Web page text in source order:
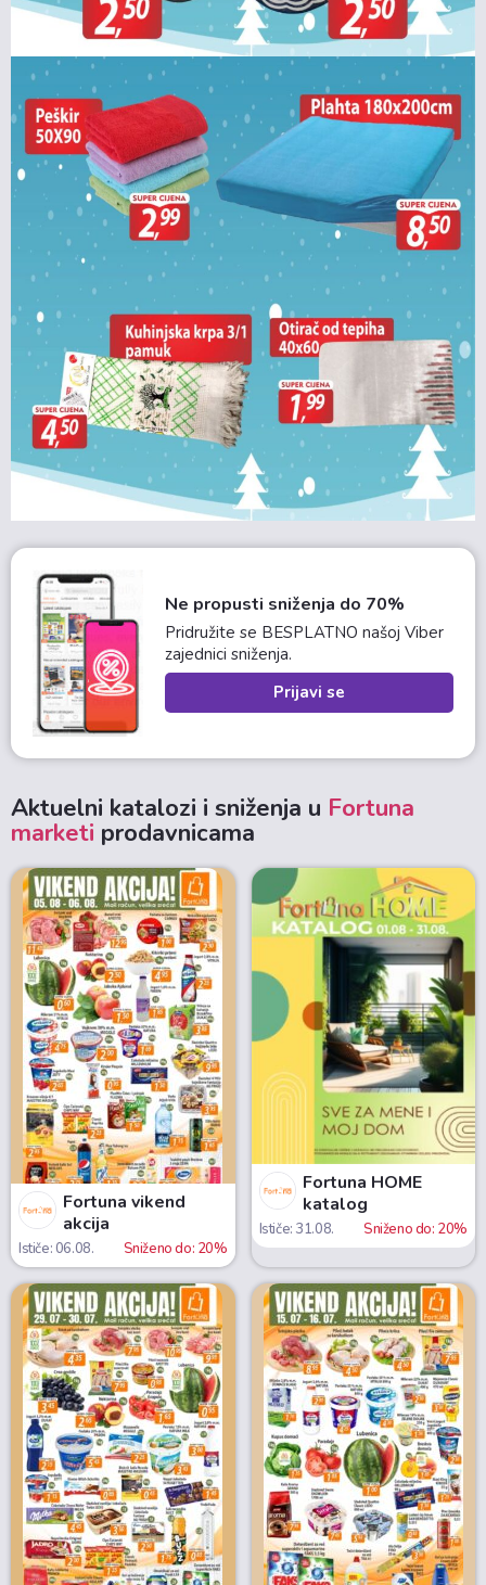
Ne propusti sniženja do 70%
Pridružite se BESPLATNO našoj Viber
zajednici sniženja.
Prijavi se
Aktuelni katalozi i sniženja u Fortuna
marketi prodavnicama
Fortuna vikend
akcija
Ističe: 06.08. Sniženo do: 20%
Fortuna HOME
katalog
Ističe: 31.08. Sniženo do: 20%